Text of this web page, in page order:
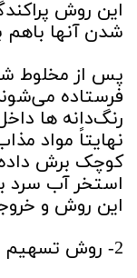
این روش
شدن آنها
پس از مخلوط
فرستاده
رنگ‌دانه ها
نهایتاً مواد
کوچک برش
استخر آب سرد
این روش و
2- روش تسهیم خوراک